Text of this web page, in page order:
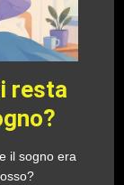
resta
il sogno era